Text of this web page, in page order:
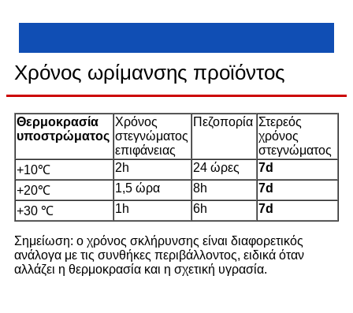
Χρόνος ωρίμανσης προϊόντος
Θερμοκρασία
υποστρώματος
Χρόνος
στεγνώματος
επιφάνειας
Πεζοπορία Στερεός
χρόνος
στεγνώματος
+10℃
2h 24 ώρες
7d
+20℃
1,5 ώρα 8h
7d
+30 ℃
1h 6h 7d
Σημείωση: ο χρόνος σκλήρυνσης είναι διαφορετικός
ανάλογα με τις συνθήκες περιβάλλοντος, ειδικά όταν
αλλάζει η θερμοκρασία και η σχετική υγρασία.